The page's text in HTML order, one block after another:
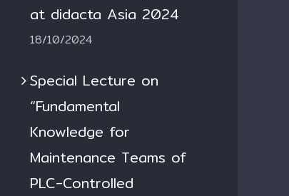
at didacta Asia 2024
18/10/2024
Special Lecture on
“Fundamental
Knowledge for
Maintenance Teams of
PLC-Controlled